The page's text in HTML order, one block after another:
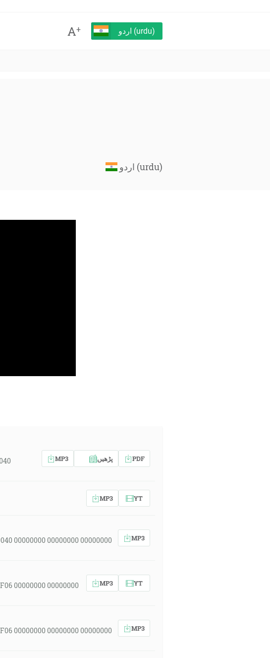
A+ اردو (urdu)
اردو (urdu)
MP3 پڑھیں PDF
MP3 YT
00000000 00000000 00000000
MP3
00000000 00000000
MP3 YT
00000000 00000000 00000000
MP3